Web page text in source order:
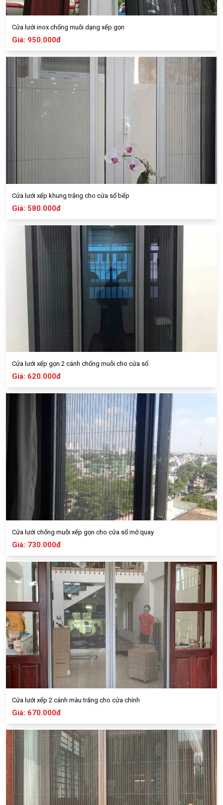
Cửa lưới inox chống muỗi dạng xếp gọn
Giá: 950.000đ
Cửa lưới xếp khung trắng cho cửa sổ bếp
Giá: 580.000đ
Cửa lưới xếp gọn 2 cánh chống muỗi cho cửa sổ
Giá: 620.000đ
Cửa lưới chống muỗi xếp gọn cho cửa sổ mở quay
Giá: 730.000đ
Cửa lưới xếp 2 cánh màu trắng cho cửa chính
Giá: 670.000đ